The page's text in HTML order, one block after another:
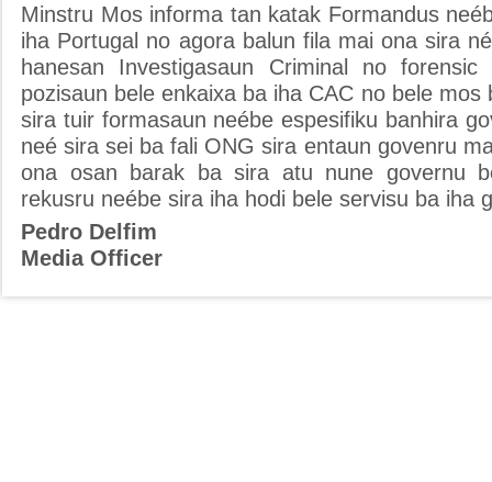
Minstru Mos informa tan katak Formandus
iha Portugal no agora balun fila mai ona sira
hanesan Investigasaun Criminal no forensic
pozisaun bele enkaixa ba iha CAC no bele mos
sira tuir formasaun neébe espesifiku banhira
neé sira sei ba fali ONG sira entaun govenru
ona osan barak ba sira atu nune governu
rekusru neébe sira iha hodi bele servisu ba iha
Pedro Delfim
Media Officer